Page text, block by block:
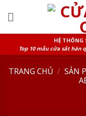
HỆ THỐNG
Top 10 mẫu cửa sắt hàn
TRANG CHỦ / SẢN